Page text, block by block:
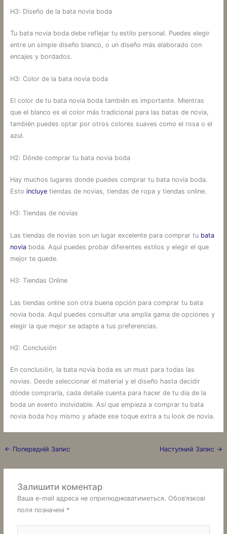
H3: Diseño de la bata novia boda
Tu bata novia boda debe reflejar tu estilo personal. Puedes elegir
entre un simple diseño blanco, o un diseño más elaborado con
encajes y bordados.
H3: Color de la bata novia boda
El color de tu bata novia boda también es importante. Mientras
que el blanco es el color más tradicional para las batas de novia,
también puedes optar por otros colores suaves como el rosa o el
azul.
H2: Dónde comprar tu bata novia boda
Hay muchos lugares donde puedes comprar tu bata novia boda.
Esto incluyetiendas de novias, tiendas de ropa y tiendas online.
H3: Tiendas de novias
Las tiendas de novias son un lugar excelente para comprar tu bata
noviaboda. Aquí puedes probar diferentes estilos y elegir el que
mejor te quede.
H3: Tiendas Online
Las tiendas online son otra buena opción para comprar tu bata
novia boda. Aquí puedes consultar una amplia gama de opciones y
elegir la que mejor se adapte a tus preferencias.
H2: Conclusión
En conclusión, la bata novia boda es un must para todas las
novias. Desde seleccionar el material y el diseño hasta decidir
dónde comprarla, cada detalle cuenta para hacer de tu día de la
boda un evento inolvidable. Así que empieza a comprar tu bata
novia boda hoy mismo y añade ese toque extra a tu look de novia.
← Попередній Запис Наступний Запис →
Залишити коментар
Ваша e-mail адреса не оприлюднюватиметься. Обов’язкові
поля позначені *